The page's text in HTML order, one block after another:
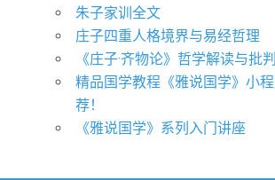
朱子家训全文
庄子四重人格境界与易经哲理
《庄子·齐物论》哲学解读与批判
精品国学教程《雅说国学》小
荐！
《雅说国学》系列入门讲座